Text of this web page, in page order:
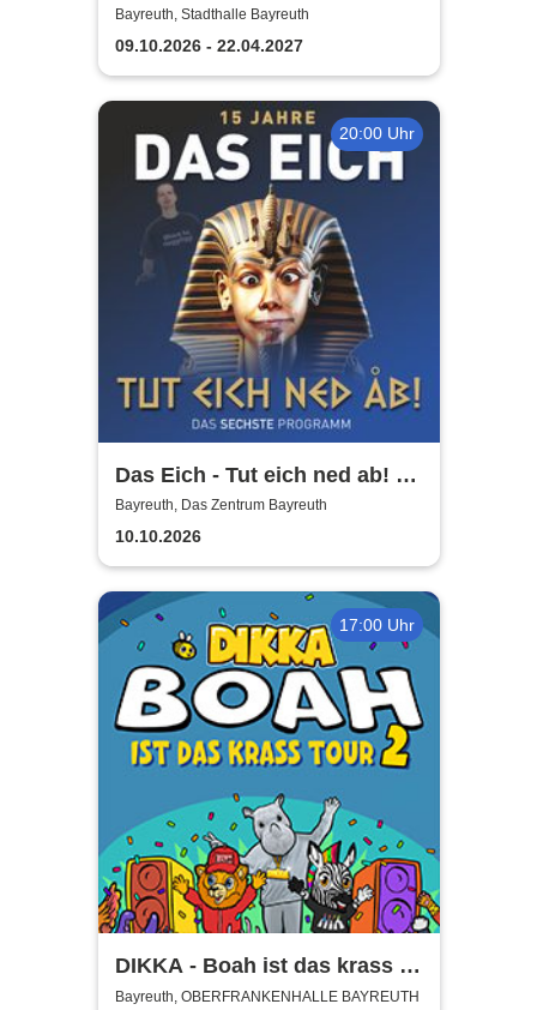
Gschicht'n
Bayreuth, Stadthalle Bayreuth
09.10.2026 - 22.04.2027
20:00 Uhr
Das Eich - Tut eich ned ab! -
Stefan Eichner | Musik-
Kabarett, Komik und mehr
Bayreuth, Das Zentrum Bayreuth
10.10.2026
17:00 Uhr
DIKKA - Boah ist das krass -
Tour 2026
Bayreuth, OBERFRANKENHALLE BAYREUTH